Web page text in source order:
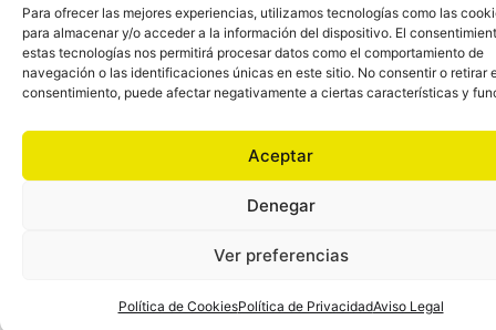
Para ofrecer las mejores experiencias, utilizamos tecnologías como las
para almacenar y/o acceder a la información del dispositivo. El
estas tecnologías nos permitirá procesar datos como el comportamiento de
navegación o las identificaciones únicas en este sitio. No consentir o retirar
consentimiento, puede afectar negativamente a ciertas características y
Aceptar
Denegar
Ver preferencias
Política de CookiesPolítica de PrivacidadAviso Legal
Desarrollado porTOOOLS
Aviso LegalPolítica de CookiesPolítica de Privacidad
Declaración de AccesibilidadPolítica de Ventas